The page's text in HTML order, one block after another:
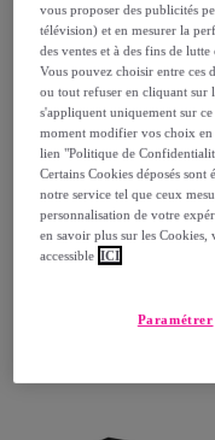
AIRLUX
Hotte casquette
BHC630SS
149,00 €
Achat express
vous proposer des publicités
télévision) et en mesurer la
des ventes et à des fins de lutte
Vous pouvez choisir entre ces
ou tout refuser en cliquant sur
s'appliquent uniquement sur
moment modifier vos choix en
lien "Politique de
Certains Cookies déposés sont
notre service tel que ceux
personnalisation de votre
en savoir plus sur les
accessible ICI
Paramétrer